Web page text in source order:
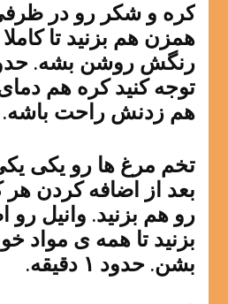
کره و شکر رو در ظرفی
همزن هم بزنید تا
توجه کنید کره هم
هم زدنش راحت باشه.
تخم مرغ ها رو یکی
بعد از اضافه کردن
رو هم بزنید. وانیل رو
بزنید تا همه ی مواد
بشن. حدود ۱ دقیقه.